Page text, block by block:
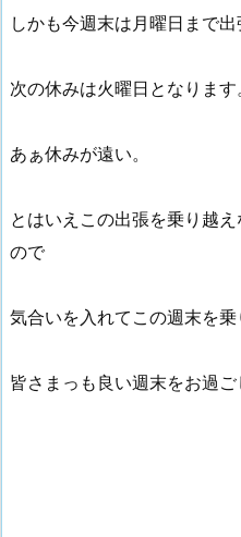
しかも今週末は月曜日まで
次の休みは火曜日となります
あぁ休みが遠い。
とはいえこの出張を乗り越
ので
気合いを入れてこの週末を乗
皆さまっも良い週末をお過ご